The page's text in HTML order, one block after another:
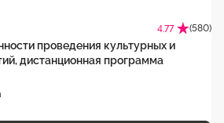
4.77 (580)
проведения культурных и
дистанционная программа